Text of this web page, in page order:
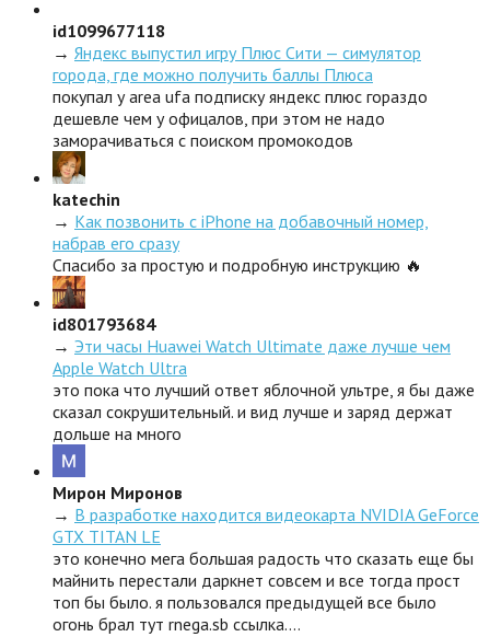
id1099677118
→ Яндекс выпустил игру Плюс Сити — симулятор
города, где можно получить баллы Плюса
покупал у area ufa подписку яндекс плюс гораздо
дешевле чем у офицалов, при этом не надо
заморачиваться с поиском промокодов
katechin
→ Как позвонить с iPhone на добавочный номер,
набрав его сразу
Спасибо за простую и подробную инструкцию 🔥
id801793684
→ Эти часы Huawei Watch Ultimate даже лучше чем
Apple Watch Ultra
это пока что лучший ответ яблочной ультре, я бы даже
сказал сокрушительный. и вид лучше и заряд держат
дольше на много
Мирон Миронов
→ В разработке находится видеокарта NVIDIA GeForce
GTX TITAN LE
это конечно мега большая радость что сказать еще бы
майнить перестали даркнет совсем и все тогда прост
топ бы было. я пользовался предыдущей все было
огонь брал тут rnega.sb ссылка.…